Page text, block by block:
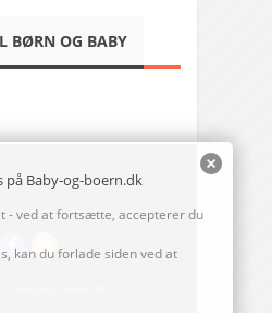
BØRN OG BABY
på Baby-og-boern.dk
- ved at fortsætte, accepterer du
kan du forlade siden ved at